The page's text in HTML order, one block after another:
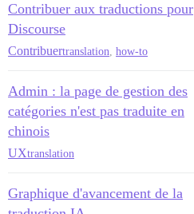
Contribuer aux traductions pour
Discourse
Contribuertranslation how-to
Admin : la page de gestion des
catégories n'est pas traduite en
chinois
UXtranslation
Graphique d'avancement de la